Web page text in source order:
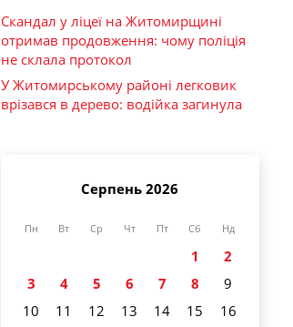
Скандал у ліцеї на Житомирщині
отримав продовження: чому поліція
не склала протокол
У Житомирському районі легковик
врізався в дерево: водійка загинула
Серпень 2026
Пн Вт Ср Чт Пт Сб Нд
1
2
3
4 5 6 7 8
9
10
11 12 13 14 15
16